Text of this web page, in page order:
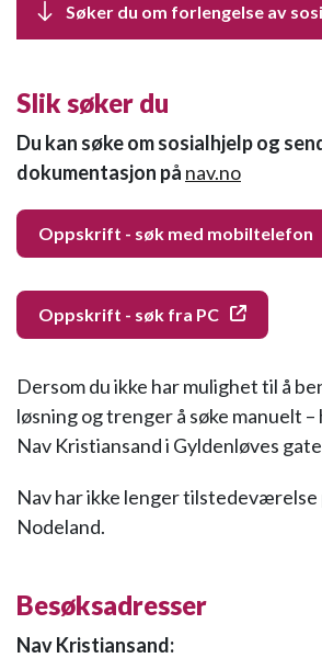
Søker du om forlengelse av
Slik søker du
Du kan søke om sosialhjelp og
dokumentasjon på nav.no
Oppskrift - søk med mobiltelefon
Oppskrift - søk fra PC
Dersom du ikke har mulighet til å
løsning og trenger å søke manuelt
Nav Kristiansand i Gyldenløves
Nav har ikke lenger tilstedeværelse
Nodeland.
Besøksadresser
Nav Kristiansand: